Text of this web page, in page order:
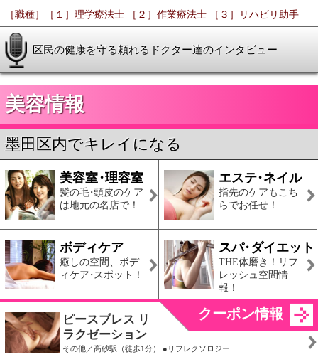
サロン高砂
その他／高砂駅（徒歩1分） ●リフレクソロジー
はじめての方限定３回割プラン・リフレクソロジー リフレクソロジー
セットコース (パウダー+オイル)組合せセット
求人情報
ピュアウォータ
その他／豊洲駅 ●美容室 ●ヘッドスパ ●フェイシャル・美顔 ●メイク
●着付け
［職種］①スタイリスト ②アシスタント ③フロント［給与］①25万
円以上（経験により応相談） ②16万円以上（経験により応相談） ③
時給950円（土・日・祝日は優遇あり）［雇用形態］①②正社員・パー
ト ③正社員・パート・アルバイト
区民をキレイにするスペシャリスト達のインタビュー
PICK UP CONTENTS
磯貝べっ甲専門店
子どもの頃、お祭りで親に買ってもら
ったべっ甲飴。甘い味が口いっぱいに
広がったのを覚えていますが、その名
は、両国駅にほど近い墨田区横網。近所に相撲が行なわれる
国技館があるせいか「よこづな」と間違う方がいますが、
「よこあみ」です（笑）。
イベント＆ニュース
地域で循環リユースイベ
ント「こども服と絵本の